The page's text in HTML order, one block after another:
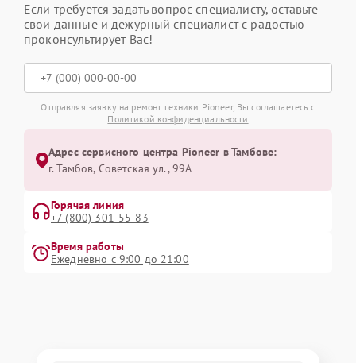
Если требуется задать вопрос специалисту, оставьте
свои данные и дежурный специалист с радостью
проконсультирует Вас!
Отправляя заявку на ремонт техники Pioneer, Вы соглашаетесь с
Политикой конфиденциальности
Адрес сервисного центра Pioneer в Тамбове:
г. Тамбов, Советская ул., 99А
Горячая линия
+7 (800) 301-55-83
Время работы
Ежедневно с 9:00 до 21:00